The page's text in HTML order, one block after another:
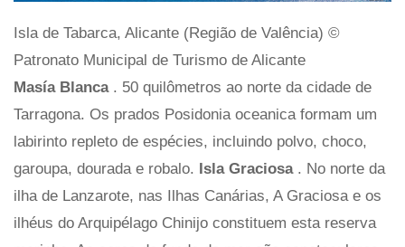
Isla de Tabarca, Alicante (Região de Valência) ©
Patronato Municipal de Turismo de Alicante
Masía Blanca . 50 quilômetros ao norte da cidade de
Tarragona. Os prados Posidonia oceanica formam um
labirinto repleto de espécies, incluindo polvo, choco,
garoupa, dourada e robalo. Isla Graciosa . No norte da
ilha de Lanzarote, nas Ilhas Canárias, A Graciosa e os
ilhéus do Arquipélago Chinijo constituem esta reserva